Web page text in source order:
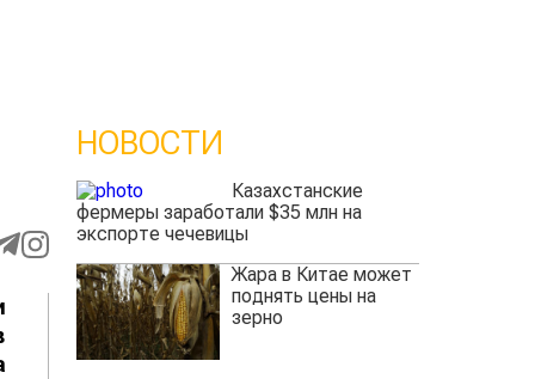
НОВОСТИ
Казахстанские
фермеры заработали $35 млн на
экспорте чечевицы
Жара в Китае может
поднять цены на
зерно